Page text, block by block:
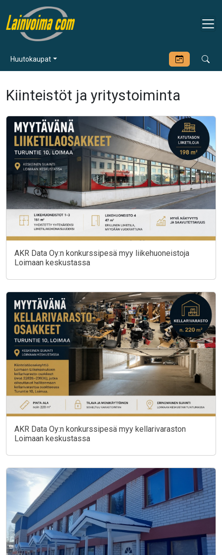
Huutokaupat
Kiinteistöt ja yritystoiminta
AKR Data Oy:n konkurssipesä myy liikehuoneistoja
Loimaan keskustassa
AKR Data Oy:n konkurssipesä myy kellarivaraston
Loimaan keskustassa